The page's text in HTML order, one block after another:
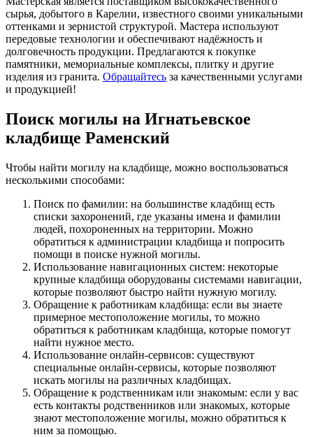
сырья, добытого в Карелии, известного своими уникальными
оттенками и зернистой структурой. Мастера используют
передовые технологии и обеспечивают надёжность и
долговечность продукции. Предлагаются к покупке
памятники, мемориальные комплексы, плитку и другие
изделия из гранита. Обращайтесь за качественными услугами
и продукцией!
Поиск могилы на Игнатьевское
кладбище Раменский
Чтобы найти могилу на кладбище, можно воспользоваться
несколькими способами:
Поиск по фамилии: на большинстве кладбищ есть
списки захоронений, где указаны имена и фамилии
людей, похороненных на территории. Можно
обратиться к администрации кладбища и попросить
помощи в поиске нужной могилы.
Использование навигационных систем: некоторые
крупные кладбища оборудованы системами навигации,
которые позволяют быстро найти нужную могилу.
Обращение к работникам кладбища: если вы знаете
примерное местоположение могилы, то можно
обратиться к работникам кладбища, которые помогут
найти нужное место.
Использование онлайн-сервисов: существуют
специальные онлайн-сервисы, которые позволяют
искать могилы на различных кладбищах.
Обращение к родственникам или знакомым: если у вас
есть контакты родственников или знакомых, которые
знают местоположение могилы, можно обратиться к
ним за помощью.